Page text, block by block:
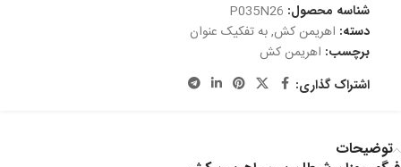
شناسه محصول: P035N26
دسته: اهریمن کش,به تفکیک عنوان
برچسب: اهریمن کش
اشتراک گذاری:
توضیحات